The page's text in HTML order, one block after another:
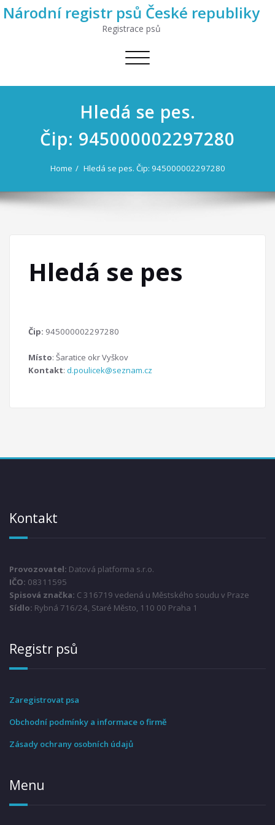
Národní registr psů České republiky
Registrace psů
Toggle
Hledá se pes.
Čip: 945000002297280
Home Hledá se pes. Čip: 945000002297280
Hledá se pes
Čip: 945000002297280
Místo: Šaratice okr Vyškov
Kontakt: d.poulicek@seznam.cz
Kontakt
Provozovatel: Datová platforma s.r.o.
IČO: 08311595
Spisová značka: C 316719 vedená u Městského soudu v Praze
Sídlo: Rybná 716/24, Staré Město, 110 00 Praha 1
Registr psů
Zaregistrovat psa
Obchodní podmínky a informace o firmě
Zásady ochrany osobních údajů
Menu